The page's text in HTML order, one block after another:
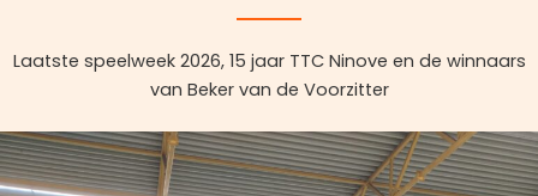
Laatste speelweek 2026, 15 jaar TTC Ninove en de winnaars
van Beker van de Voorzitter